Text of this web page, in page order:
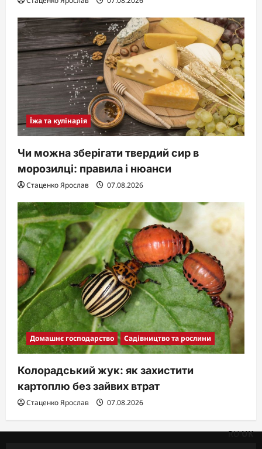
Їжа та кулінарія
Чи можна зберігати твердий сир в
морозилці: правила і нюанси
Стаценко Ярослав 07.08.2026
Домашнє господарство Садівництво та рослини
Колорадський жук: як захистити
картоплю без зайвих втрат
Стаценко Ярослав 07.08.2026
RU UK